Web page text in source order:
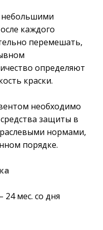
небольшими
каждого
перемешать,
определяют
краски.
необходимо
защиты в
нормами,
порядке.
24 мес. со дня